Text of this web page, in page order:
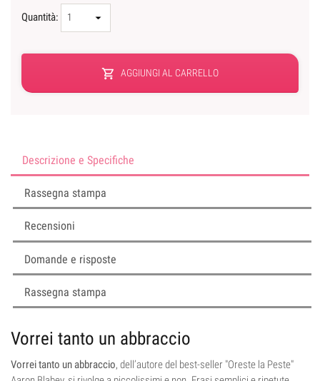
Quantità:
shopping_cart AGGIUNGI AL CARRELLO
Descrizione e Specifiche
Rassegna stampa
Recensioni
Domande e risposte
Rassegna stampa
Vorrei tanto un abbraccio
Vorrei tanto un abbraccio, dell’autore del best-seller "Oreste la Peste"